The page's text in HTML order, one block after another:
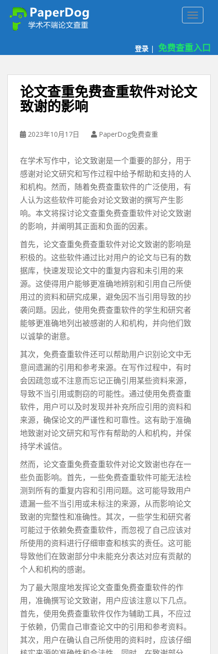
登录 | 免费查重入口
论文查重免费查重软件对论文
致谢的影响
2023年10月17日 PaperDog免费查重
在学术写作中，论文致谢是一个重要的部分，用于
感谢对论文研究和写作过程中给予帮助和支持的人
和机构。然而，随着免费查重软件的广泛使用，有
人认为这些软件可能会对论文致谢的撰写产生影
响。本文将探讨论文查重免费查重软件对论文致谢
的影响，并阐明其正面和负面的因素。
首先，论文查重免费查重软件对论文致谢的影响是
积极的。这些软件通过比对用户的论文与已有的数
据库，快速发现论文中的重复内容和未引用的来
源。这使得用户能够更准确地辨别和引用自己所使
用过的资料和研究成果，避免因不当引用导致的抄
袭问题。因此，使用免费查重软件的学生和研究者
能够更准确地列出被感谢的人和机构，并向他们致
以诚挚的谢意。
其次，免费查重软件还可以帮助用户识别论文中无
意间遗漏的引用和参考来源。在写作过程中，有时
会因疏忽或不注意而忘记正确引用某些资料来源，
导致不当引用或剽窃的可能性。通过使用免费查重
软件，用户可以及时发现并补充所应引用的资料和
来源，确保论文的严谨性和可靠性。这有助于准确
地致谢对论文研究和写作有帮助的人和机构，并保
持学术诚信。
然而，论文查重免费查重软件对论文致谢也存在一
些负面影响。首先，一些免费查重软件可能无法检
测到所有的重复内容和引用问题。这可能导致用户
遗漏一些不当引用或未标注的来源，从而影响论文
致谢的完整性和准确性。其次，一些学生和研究者
可能过于依赖免费查重软件，而忽视了自己应该对
所使用的资料进行仔细审查和核实的责任。这可能
导致他们在致谢部分中未能充分表达对应有贡献的
个人和机构的感谢。
为了最大限度地发挥论文查重免费查重软件的作
用，准确撰写论文致谢，用户应该注意以下几点。
首先，使用免费查重软件仅作为辅助工具，不应过
于依赖，仍需自己审查论文中的引用和参考资料。
其次，用户在确认自己所使用的资料时，应该仔细